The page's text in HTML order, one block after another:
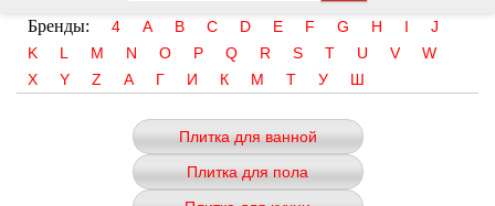
Бренды: 4 A B C D E F G H I
J
K
L M N O P Q R S T U V
W
X
Y Z А Г И К М Т У Ш
Плитка для ванной
Плитка для пола